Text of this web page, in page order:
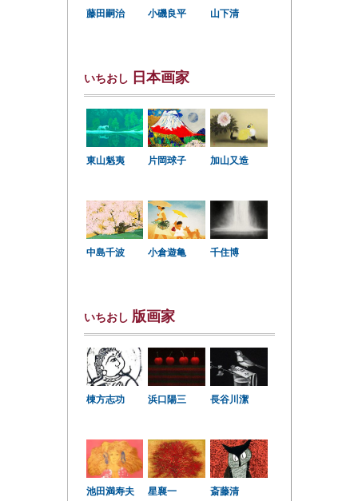
藤田嗣治 小磯良平 山下清
いちおし 日本画家
東山魁夷 片岡球子 加山又造
中島千波 小倉遊亀 千住博
いちおし 版画家
棟方志功 浜口陽三 長谷川潔
池田満寿夫 星襄一 斎藤清